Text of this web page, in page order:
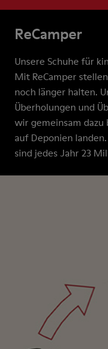
ReCamper
Unsere Schuhe für
Mit ReCamper
noch länger halten.
Überholungen und
wir gemeinsam dazu
auf Deponien
sind jedes Jahr 23